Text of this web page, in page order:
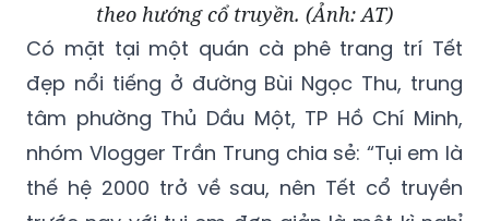
theo hướng cổ truyền. (Ảnh: AT)
Có mặt tại một quán cà phê trang trí Tết
đẹp nổi tiếng ở đường Bùi Ngọc Thu, trung
tâm phường Thủ Dầu Một, TP Hồ Chí Minh,
nhóm Vlogger Trần Trung chia sẻ: “Tụi em là
thế hệ 2000 trở về sau, nên Tết cổ truyền